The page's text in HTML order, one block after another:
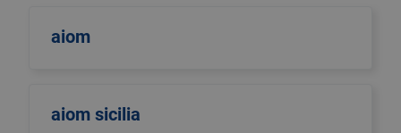
aiom
aiom sicilia